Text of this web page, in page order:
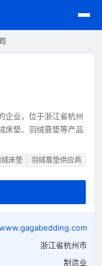
企业，位于浙江省杭州
床垫、羽绒靠垫等产品
绒床垫
羽绒靠垫供应商
浙江省杭州市
制造业